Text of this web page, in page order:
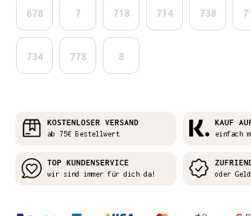
678 7 718 714 738
734 778 8
KOSTENLOSER VERSAND
ab 75€ Bestellwert
KAUF
einfach
TOP KUNDENSERVICE
wir sind immer für dich da!
oder